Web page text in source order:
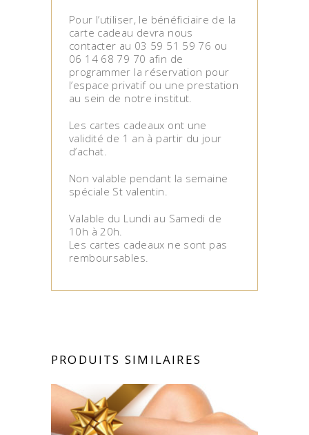
Pour l’utiliser, le bénéficiaire de la
carte cadeau devra nous
contacter au 03 59 51 59 76 ou
06 14 68 79 70 afin de
programmer la réservation pour
l’espace privatif ou une prestation
au sein de notre institut.
Les cartes cadeaux ont une
validité de 1 an à partir du jour
d’achat.
Non valable pendant la semaine
spéciale St valentin.
Valable du Lundi au Samedi de
10h à 20h.
Les cartes cadeaux ne sont pas
remboursables.
PRODUITS SIMILAIRES